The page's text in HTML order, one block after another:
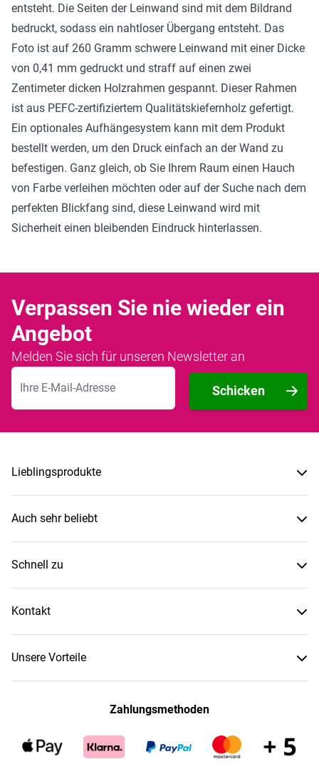
entsteht. Die Seiten der Leinwand sind mit dem Bildrand
bedruckt, sodass ein nahtloser Übergang entsteht. Das
Foto ist auf 260 Gramm schwere Leinwand mit einer Dicke
von 0,41 mm gedruckt und straff auf einen zwei
Zentimeter dicken Holzrahmen gespannt. Dieser Rahmen
ist aus PEFC-zertifiziertem Qualitätskiefernholz gefertigt.
Ein optionales Aufhängesystem kann mit dem Produkt
bestellt werden, um den Druck einfach an der Wand zu
befestigen. Ganz gleich, ob Sie Ihrem Raum einen Hauch
von Farbe verleihen möchten oder auf der Suche nach dem
perfekten Blickfang sind, diese Leinwand wird mit
Sicherheit einen bleibenden Eindruck hinterlassen.
Verpassen Sie nie wieder ein
Angebot
Melden Sie sich für unseren Newsletter an
E-Mailadresse
Schicken
Lieblingsprodukte
Auch sehr beliebt
Schnell zu
Kontakt
Unsere Vorteile
Zahlungsmethoden